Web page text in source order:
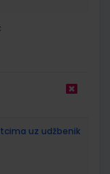
uz udžbenik